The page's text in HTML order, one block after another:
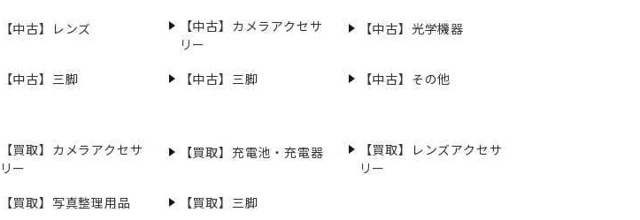
【中古】レンズ
【中古】カメラアクセサ
リー
【中古】光学機器
【中古】三脚 【中古】三脚 【中古】その他
【買取】カメラアクセサ
リー
【買取】充電池・充電器
【買取】レンズアクセサ
リー
【買取】写真整理用品 【買取】三脚